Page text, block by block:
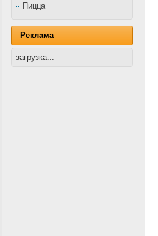
Пицца
Реклама
загрузка...